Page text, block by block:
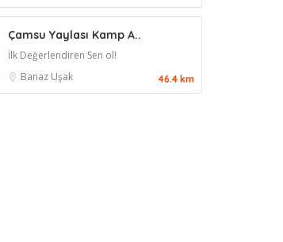
Çamsu Yaylası Kamp A..
İlk Değerlendiren Sen ol!
Banaz Uşak 46.4 km